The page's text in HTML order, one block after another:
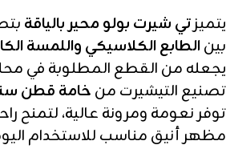
يتميزتي شيرت بولو محير بالياقة
بينالطابع الكلاسيكي واللمسة
يجعله من القطع المطلوبة في
تصنيع التيشيرت من خامة قطن سنجل
توفر نعومة ومرونة عالية، لتمنح
مظهر أنيق مناسب للاستخدام